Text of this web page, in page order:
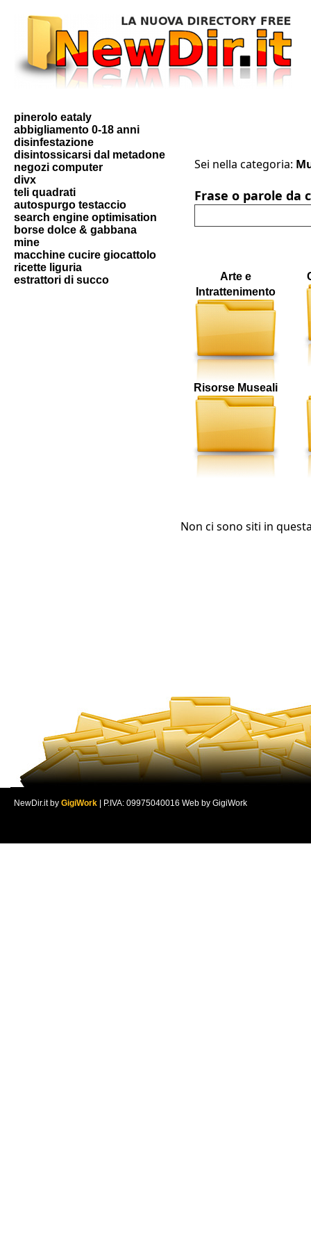
pinerolo eataly
abbigliamento 0-18 anni
disinfestazione
disintossicarsi dal metadone
negozi computer
divx
teli quadrati
autospurgo testaccio
search engine optimisation
borse dolce & gabbana
mine
macchine cucire giocattolo
ricette liguria
estrattori di succo
Sei nella categoria:
Frase o parole da
Arte e
Intrattenimento
Risorse Museali
Non ci sono siti in
NewDir.it by GigiWork | P.IVA: 09975040016 Web by GigiWork